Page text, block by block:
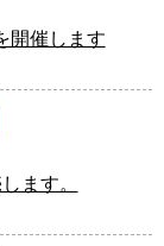
開催します
ます。